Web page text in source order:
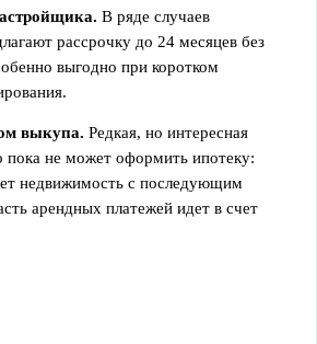
В ряде случаев
рассрочку до 24 месяцев без
выгодно при коротком
выкупа. Редкая, но интересная
пока не может оформить ипотеку:
недвижимость с последующим
арендных платежей идет в счет